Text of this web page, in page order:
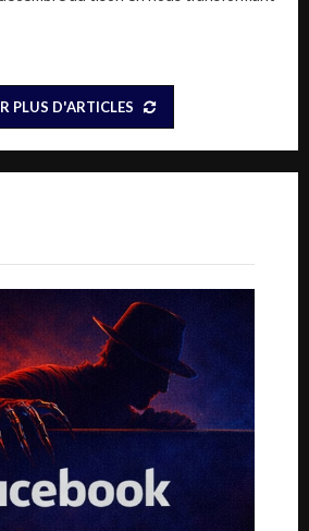
PLUS D'ARTICLES